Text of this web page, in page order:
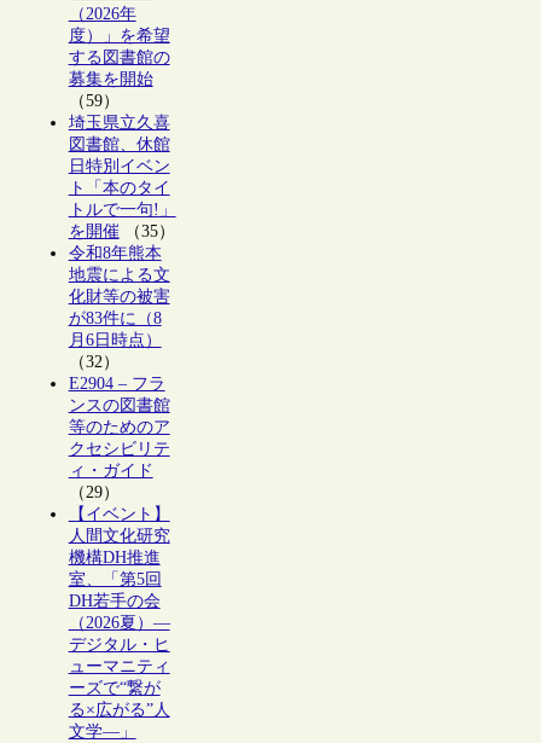
（2026年
度）」を希望
する図書館の
募集を開始
（59）
埼玉県立久喜
図書館、休館
日特別イベン
ト「本のタイ
トルで一句!」
を開催（35）
令和8年熊本
地震による文
化財等の被害
が83件に（8
月6日時点）
（32）
E2904 – フラ
ンスの図書館
等のためのア
クセシビリテ
ィ・ガイド
（29）
【イベント】
人間文化研究
機構DH推進
室、「第5回
DH若手の会
（2026夏）―
デジタル・ヒ
ューマニティ
ーズで“繋が
る×広がる”人
文学―」